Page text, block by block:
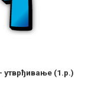
(1.р.)